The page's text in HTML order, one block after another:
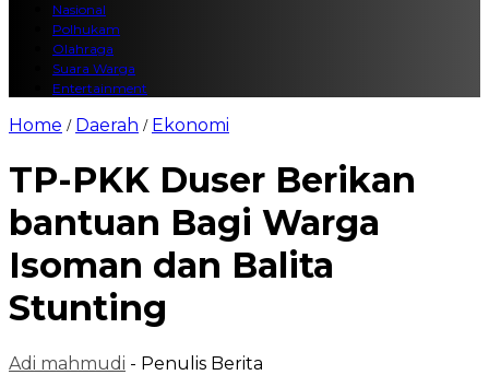
Nasional
Polhukam
Olahraga
Suara Warga
Entertainment
Home / Daerah / Ekonomi
TP-PKK Duser Berikan
bantuan Bagi Warga
Isoman dan Balita
Stunting
Adi mahmudi - Penulis Berita